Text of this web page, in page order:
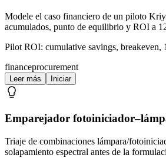
Modele el caso financiero de un piloto
acumulados, punto de equilibrio y ROI a
Pilot ROI: cumulative savings, breakeven,
financeprocurement
Leer más Iniciar
Emparejador
Triaje de combinaciones lámpara/
solapamiento espectral antes de la